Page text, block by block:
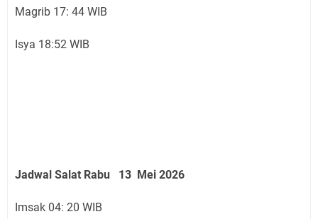
Magrib 17: 44 WIB
Isya 18:52 WIB
Jadwal Salat Rabu 13 Mei 2026
Imsak 04: 20 WIB